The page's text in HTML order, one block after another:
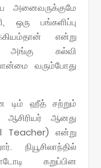
அனைவருக்குமே
ஒரு பங்களிப்பு
என்று
அங்கு கல்வி
வரும்போது
டிம் ஹீத் சற்றும்
ஆசிரியர் ஆனது
Teacher) என்று
நியூசிலாந்தில்
கறுப்பின